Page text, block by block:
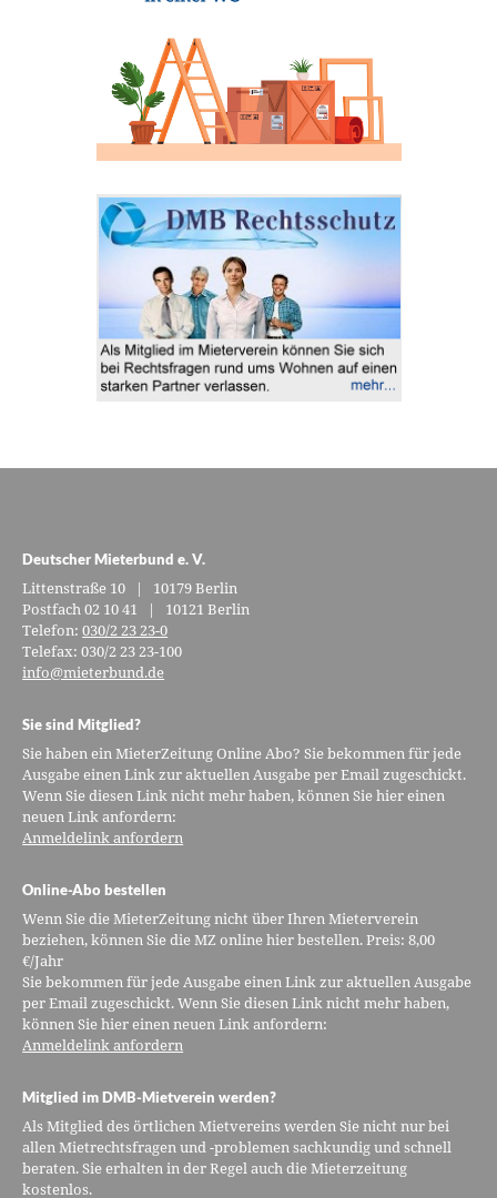
Deutscher Mieterbund e. V.
Littenstraße 10 | 10179 Berlin
Postfach 02 10 41 | 10121 Berlin
Telefon:030/2 23 23-0
Telefax: 030/2 23 23-100
info@mieterbund.de
Sie sind Mitglied?
Sie haben ein MieterZeitung Online Abo? Sie bekommen für jede
Ausgabe einen Link zur aktuellen Ausgabe per Email zugeschickt.
Wenn Sie diesen Link nicht mehr haben, können Sie hier einen
neuen Link anfordern:
Anmeldelink anfordern
Online-Abo bestellen
Wenn Sie die MieterZeitung nicht über Ihren Mieterverein
beziehen, können Sie die MZ online hier bestellen. Preis: 8,00
€/Jahr
Sie bekommen für jede Ausgabe einen Link zur aktuellen Ausgabe
per Email zugeschickt. Wenn Sie diesen Link nicht mehr haben,
können Sie hier einen neuen Link anfordern:
Anmeldelink anfordern
Mitglied im DMB-Mietverein werden?
Als Mitglied des örtlichen Mietvereins werden Sie nicht nur bei
allen Mietrechtsfragen und -problemen sachkundig und schnell
beraten. Sie erhalten in der Regel auch die Mieterzeitung
kostenlos.